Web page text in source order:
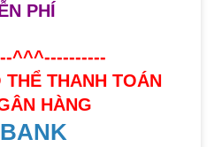
PHÍ
^^^----------
THANH TOÁN
HÀNG